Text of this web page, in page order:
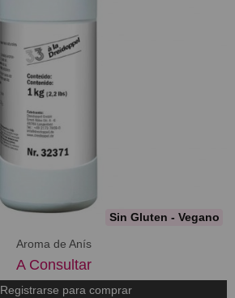
Sin Gluten - Vegano
Aroma de Anís
A Consultar
Registrarse para comprar